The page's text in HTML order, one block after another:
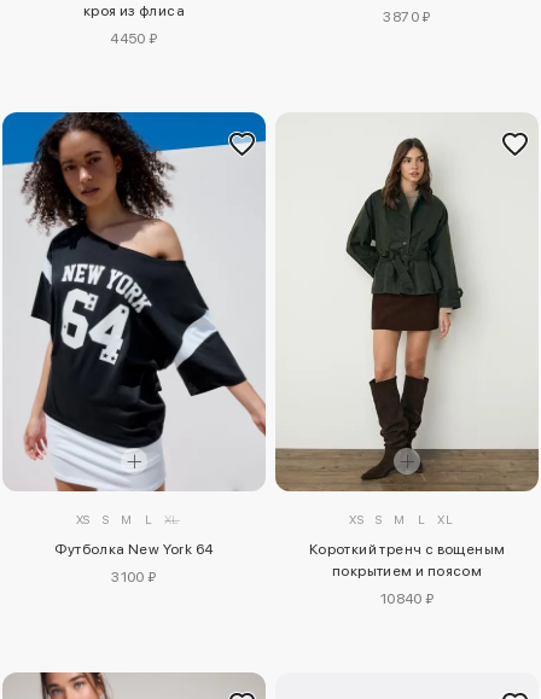
кроя из флиса
4450 ₽
3870 ₽
XS S M L XL
Футболка New York 64
3100 ₽
XS S M L XL
Короткий тренч с вощеным
покрытием и поясом
10840 ₽